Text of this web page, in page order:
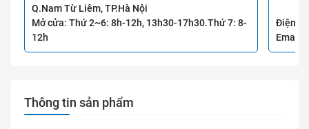
Q.Nam Từ Liêm, TP.Hà Nội
Mở cửa: Thứ 2~6: 8h-12h, 13h30-17h30.Thứ 7: 8-
12h
Điện
Email:
Thông tin sản phẩm